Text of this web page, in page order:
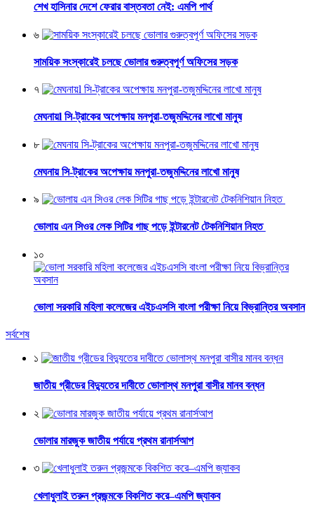
শেখ হাসিনার দেশে ফেরার বাস্তবতা নেই: এমপি পার্থ
৬
সাময়িক সংস্কারেই চলছে ভোলার গুরুত্বপূর্ণ অফিসের সড়ক
৭
মেঘনায়l সি-ট্রাকের অপেক্ষায় মনপুরা-তজুমদ্দিনের লাখো মানুষ
৮
মেঘনায় সি-ট্রাকের অপেক্ষায় মনপুরা-তজুমদ্দিনের লাখো মানুষ
৯
ভোলায় এন সিওর লেক সিটির গাছ পড়ে ইন্টারনেট টেকনিশিয়ান নিহত
১০
ভোলা সরকারি মহিলা কলেজের এইচএসসি বাংলা পরীক্ষা নিয়ে বিভ্রান্তির অবসান
সর্বশেষ
১
জাতীয় গ্রীডের বিদ্যুতের দাবীতে ভোলাস্থ মনপুরা বাসীর মানব বন্ধন
২
ভোলার মারজুক জাতীয় পর্যায়ে প্রথম রানার্সআপ
৩
খেলাধুলাই তরুন প্রজন্মকে বিকশিত করে–এমপি জ্যাকব